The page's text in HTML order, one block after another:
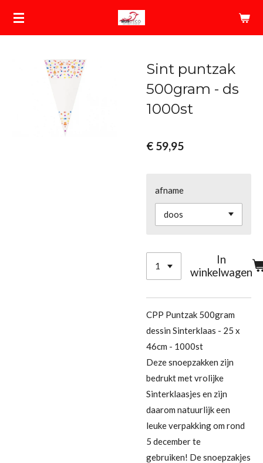
Ga
hoofdinhoud
Sint puntzak
500gram - ds
1000st
€ 59,95
afname
In
winkelwagen
CPP Puntzak 500gram
dessin Sinterklaas - 25 x
46cm - 1000st
Deze snoepzakken zijn
bedrukt met vrolijke
Sinterklaasjes en zijn
daarom natuurlijk een
leuke verpakking om rond
5 december te
gebruiken! De snoepzakjes